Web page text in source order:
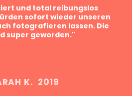
und total reibungslos
sofort wieder unseren
fotografieren lassen. Die
super geworden."
K. 2019